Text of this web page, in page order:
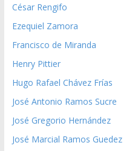
César Rengifo
Ezequiel Zamora
Francisco de Miranda
Henry Pittier
Hugo Rafael Chávez Frías
José Antonio Ramos Sucre
José Gregorio Hernández
José Marcial Ramos Guedez